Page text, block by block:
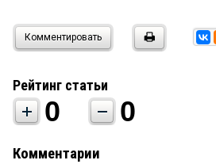
Комментировать
Рейтинг статьи
0 0
Комментарии